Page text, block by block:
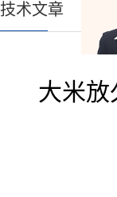
技术文章
大米放